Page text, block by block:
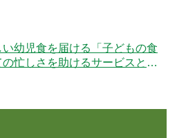
幼児食を届ける「子どもの食
忙しさを助けるサービスと